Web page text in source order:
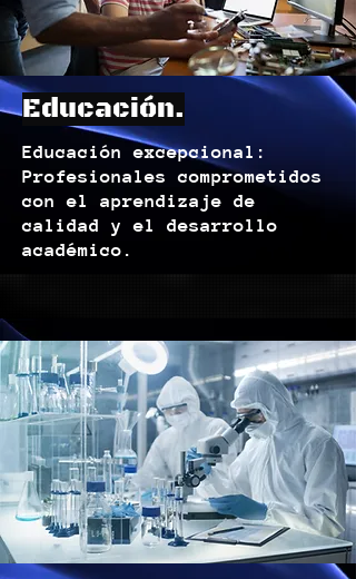
Educación.
Educación excepcional:
Profesionales comprometidos
con el aprendizaje de
calidad y el desarrollo
académico.